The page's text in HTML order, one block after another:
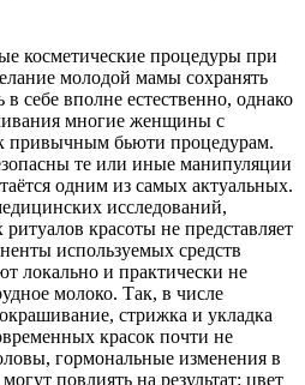
косметические процедуры при
молодой мамы сохранять
себе вполне естественно, однако
многие женщины с
привычным бьюти процедурам.
те или иные манипуляции
одним из самых актуальных.
исследований,
красоты не представляет
используемых средств
локально и практически не
молоко. Так, в числе
стрижка и укладка
красок почти не
гормональные изменения в
повлиять на результат: цвет